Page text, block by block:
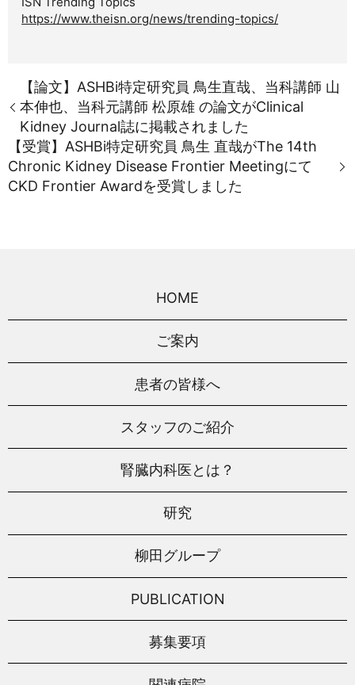
https://www.theisn.org/news/trending-topics/
【論文】ASHBi特定研究員 鳥生直哉、当科講師 山
本伸也、当科元講師 松原雄 の論文がClinical
Kidney Journal誌に掲載されました
【受賞】ASHBi特定研究員 鳥生 直哉がThe 14th
Chronic Kidney Disease Frontier Meetingにて
CKD Frontier Awardを受賞しました
HOME
ご案内
患者の皆様へ
スタッフのご紹介
腎臓内科医とは？
研究
柳田グループ
PUBLICATION
募集要項